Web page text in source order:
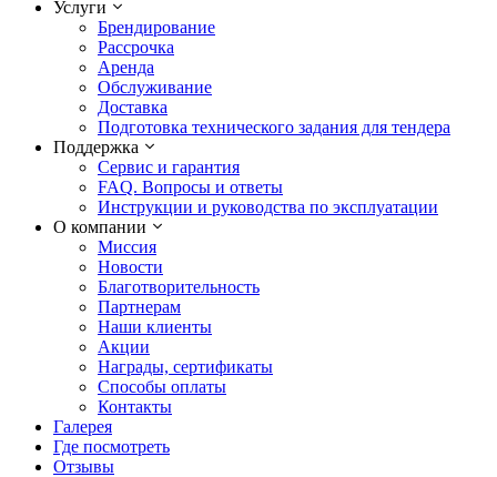
Услуги
Брендирование
Рассрочка
Аренда
Обслуживание
Доставка
Подготовка технического задания для тендера
Поддержка
Сервис и гарантия
FAQ. Вопросы и ответы
Инструкции и руководства по эксплуатации
О компании
Миссия
Новости
Благотворительность
Партнерам
Наши клиенты
Акции
Награды, сертификаты
Способы оплаты
Контакты
Галерея
Где посмотреть
Отзывы